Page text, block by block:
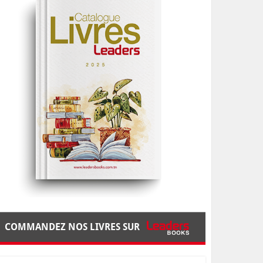
COMMANDEZ NOS LIVRES SUR